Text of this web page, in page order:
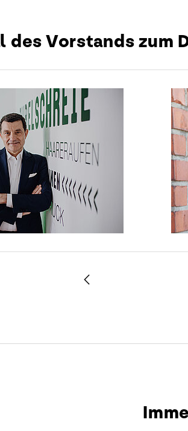
des Vorstands zum